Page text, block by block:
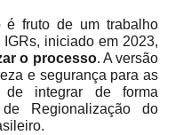
é fruto de um trabalho
iniciado em 2023,
o processo. A versão
e segurança para as
de integrar de forma
Regionalização do